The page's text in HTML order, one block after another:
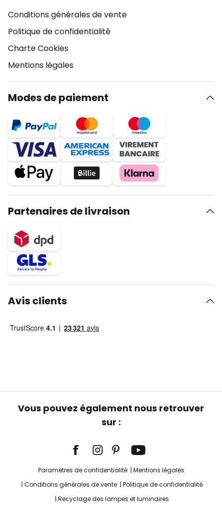
Conditions générales de vente
Politique de confidentialité
Charte Cookies
Mentions légales
Modes de paiement
Partenaires de livraison
Avis clients
Vous pouvez également nous retrouver
sur :
Paramètres de confidentialité
Mentions légales
Conditions générales de vente
Politique de confidentialité
Recyclage des lampes et luminaires